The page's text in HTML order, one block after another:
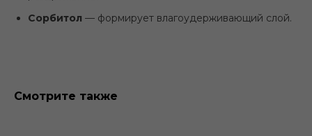
Сорбитол — формирует влагоудерживающий слой.
Смотрите также